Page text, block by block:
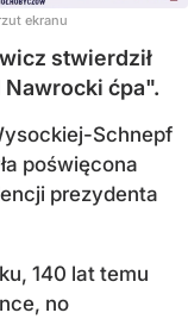
ekranu
stwierdził
ćpa".
Schnepf
poświęcona
prezydenta
140 lat temu
no